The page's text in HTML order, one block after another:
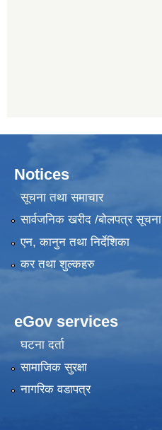
Notices
सूचना तथा समाचार
सार्वजनिक खरीद /बोलपत्र सूचना
एन, कानुन तथा निर्देशिका
कर तथा शुल्कहरु
eGov services
घटना दर्ता
सामाजिक सुरक्षा
नागरिक वडापत्र